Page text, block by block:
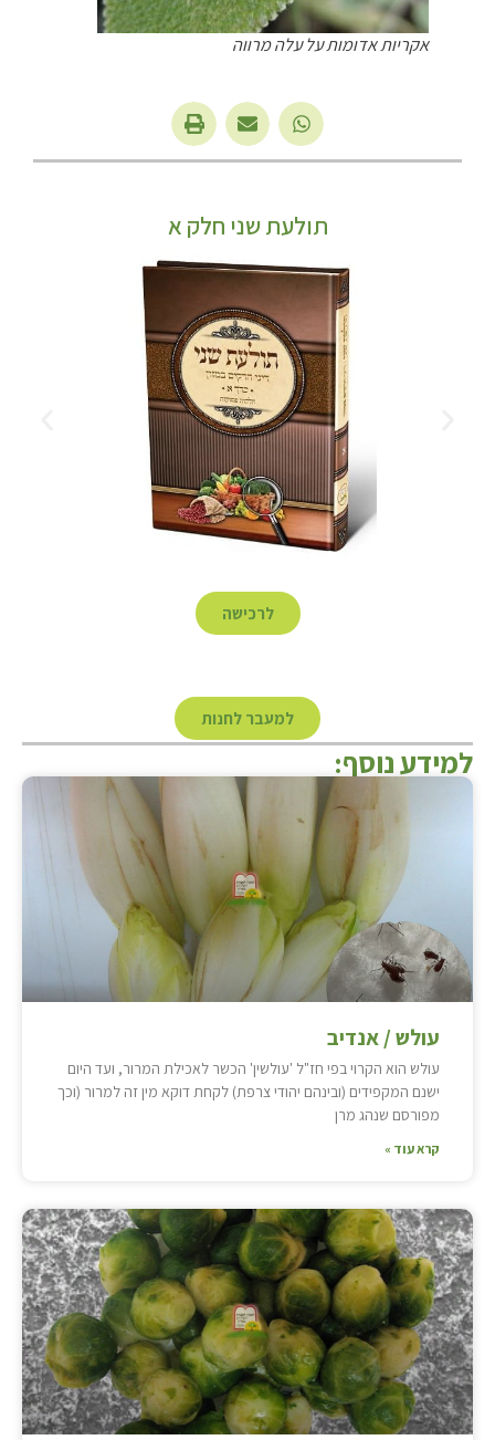
אקריות אדומות על עלה מרווה
תולעת שני חלק א
לרכישה
למעבר לחנות
למידע נוסף:
עולש / אנדיב
עולש הוא הקרוי בפי חז"ל 'עולשין' הכשר לאכילת המרור, ועד היום
ישנם המקפידים (ובינהם יהודי צרפת) לקחת דוקא מין זה למרור (וכך
מפורסם שנהג מרן
קרא עוד »